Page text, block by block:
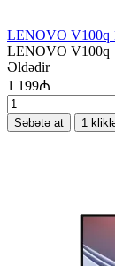
LENOVO V100q
LENOVO V100q -
Əldədir
1 199₼
Səbətə at 1